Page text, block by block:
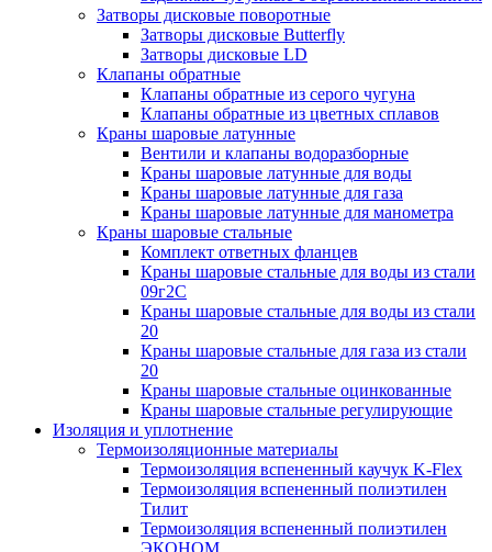
Затворы дисковые поворотные
Затворы дисковые Butterfly
Затворы дисковые LD
Клапаны обратные
Клапаны обратные из серого чугуна
Клапаны обратные из цветных сплавов
Краны шаровые латунные
Вентили и клапаны водоразборные
Краны шаровые латунные для воды
Краны шаровые латунные для газа
Краны шаровые латунные для манометра
Краны шаровые стальные
Комплект ответных фланцев
Краны шаровые стальные для воды из стали
09г2С
Краны шаровые стальные для воды из стали
20
Краны шаровые стальные для газа из стали
20
Краны шаровые стальные оцинкованные
Краны шаровые стальные регулирующие
Изоляция и уплотнение
Термоизоляционные материалы
Термоизоляция вспененный каучук K-Flex
Термоизоляция вспененный полиэтилен
Тилит
Термоизоляция вспененный полиэтилен
ЭКОНОМ